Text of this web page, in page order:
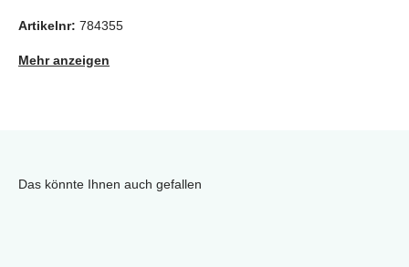
Artikelnr: 784355
Mehr anzeigen
Das könnte Ihnen auch gefallen